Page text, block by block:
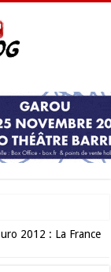
incontournable de
2012 : La France